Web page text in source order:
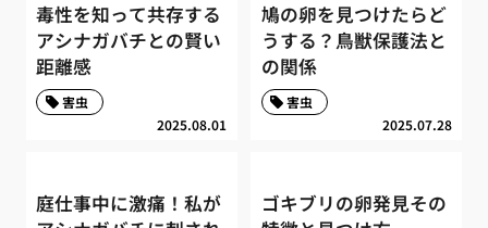
毒性を知って共存する
アシナガバチとの賢い
距離感
2025.08.01
害虫
鳩の卵を見つけたらど
うする？鳥獣保護法と
の関係
2025.07.28
害虫
庭仕事中に激痛！私が
ゴキブリの卵発見その